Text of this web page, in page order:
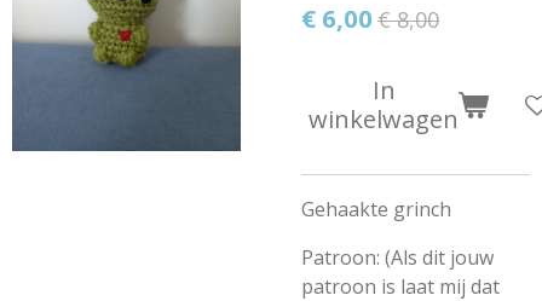
€ 6,00 € 8,00
In
winkelwagen
Gehaakte grinch
Patroon: (Als dit jouw
patroon is laat mij dat